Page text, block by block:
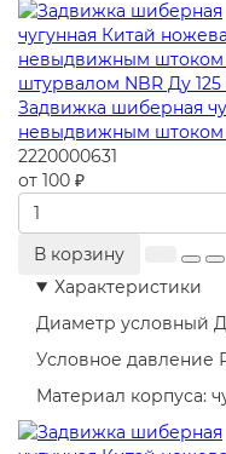
Задвижка шиберная
невыдвижным штоком
2220000631
от 100 ₽
В корзину
Характеристики
Диаметр условный
Условное давление
Материал корпуса: